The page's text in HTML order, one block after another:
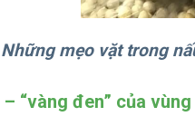
Những mẹo vặt trong
“vàng đen” của